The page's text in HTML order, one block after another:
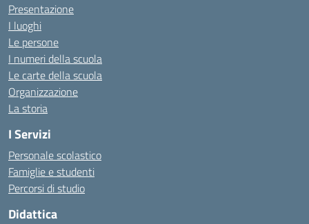
Presentazione
I luoghi
Le persone
I numeri della scuola
Le carte della scuola
Organizzazione
La storia
I Servizi
Personale scolastico
Famiglie e studenti
Percorsi di studio
Didattica